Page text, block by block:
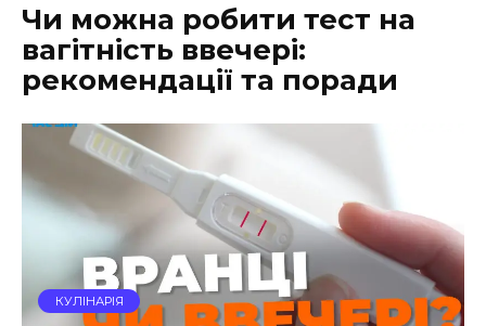
Чи можна робити тест на
вагітність ввечері:
рекомендації та поради
КУЛІНАРІЯ